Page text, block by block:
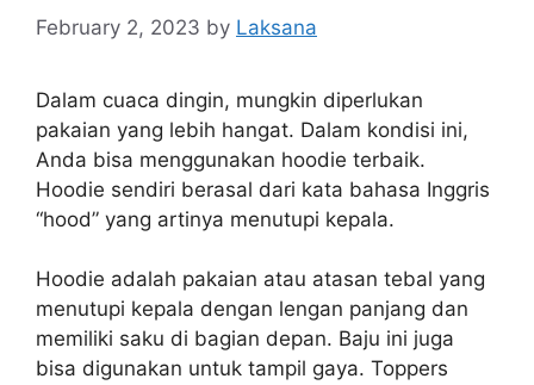
February 2, 2023 by Laksana
Dalam cuaca dingin, mungkin diperlukan
pakaian yang lebih hangat. Dalam kondisi ini,
Anda bisa menggunakan hoodie terbaik.
Hoodie sendiri berasal dari kata bahasa Inggris
“hood” yang artinya menutupi kepala.
Hoodie adalah pakaian atau atasan tebal yang
menutupi kepala dengan lengan panjang dan
memiliki saku di bagian depan. Baju ini juga
bisa digunakan untuk tampil gaya. Toppers